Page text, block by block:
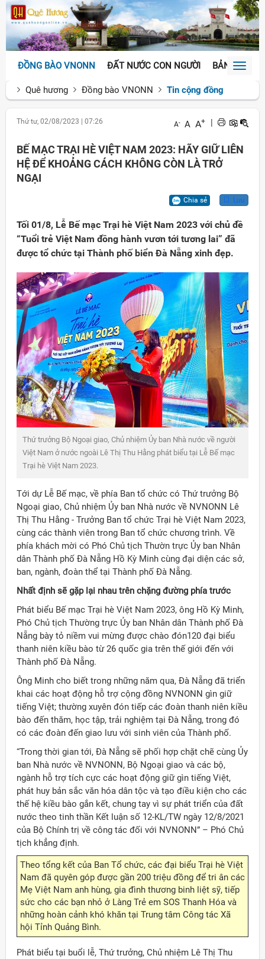
ĐỒNG BÀO VNONN ĐẤT NƯỚC CON NGƯỜI BẢN SẮCToggle
Quê hương
Đồng bào VNONN Tin cộng đồng
Thứ tư, 02/08/2023 07:26 A- A A+
BẾ MẠC TRẠI HÈ VIỆT NAM 2023: HÃY GIỮ LIÊN
HỆ ĐỂ KHOẢNG CÁCH KHÔNG CÒN LÀ TRỞ
NGẠI
Chia sẻ Lưu
Tối 01/8, Lễ Bế mạc Trại hè Việt Nam 2023 với chủ đề
“Tuổi trẻ Việt Nam đồng hành vươn tới tương lai” đã
được tổ chức tại Thành phố biển Đà Nẵng xinh đẹp.
Thứ trưởng Bộ Ngoại giao, Chủ nhiệm Ủy ban Nhà nước về người
Việt Nam ở nước ngoài Lê Thị Thu Hằng phát biểu tại Lễ Bế mạc
Trại hè Việt Nam 2023.
Tới dự Lễ Bế mạc, về phía Ban tổ chức có Thứ trưởng Bộ
Ngoại giao, Chủ nhiệm Ủy ban Nhà nước về NVNONN Lê
Thị Thu Hằng - Trưởng Ban tổ chức Trại hè Việt Nam 2023,
cùng các thành viên trong Ban tổ chức chương trình. Về
phía khách mời có Phó Chủ tịch Thườn trực Ủy ban Nhân
dân Thành phố Đà Nẵng Hồ Kỳ Minh cùng đại diện các sở,
ban, ngành, đoàn thể tại Thành phố Đà Nẵng.
Nhất định sẽ gặp lại nhau trên chặng đường phía trước
Phát biểu Bế mạc Trại hè Việt Nam 2023, ông Hồ Kỳ Minh,
Phó Chủ tịch Thường trực Ủy ban Nhân dân Thành phố Đà
Nẵng bày tỏ niềm vui mừng được chào đón120 đại biểu
thanh niên kiều bào từ 26 quốc gia trên thế giới đến với
Thành phố Đà Nẵng.
Ông Minh cho biết trong những năm qua, Đà Nẵng đã triển
khai các hoạt động hỗ trợ cộng đồng NVNONN gìn giữ
tiếng Việt; thường xuyên đón tiếp các đoàn thanh niên kiều
bào đến thăm, học tập, trải nghiệm tại Đà Nẵng, trong đó
có các đoàn đến giao lưu với sinh viên của Thành phố.
“Trong thời gian tới, Đà Nẵng sẽ phối hợp chặt chẽ cùng Ủy
ban Nhà nước về NVNONN, Bộ Ngoại giao và các bộ,
ngành hỗ trợ tích cực các hoạt động giữ gìn tiếng Việt,
phát huy bản sắc văn hóa dân tộc và tạo điều kiện cho các
thế hệ kiều bào gắn kết, chung tay vì sự phát triển của đất
nước theo tinh thần Kết luận số 12-KL/TW ngày 12/8/2021
của Bộ Chính trị về công tác đối với NVNONN” – Phó Chủ
tịch khẳng định.
Theo tổng kết của Ban Tổ chức, các đại biểu Trại hè Việt
Nam đã quyên góp được gần 200 triệu đồng để tri ân các
Mẹ Việt Nam anh hùng, gia đình thương binh liệt sỹ, tiếp
sức cho các bạn nhỏ ở Làng Trẻ em SOS Thanh Hóa và
những hoàn cảnh khó khăn tại Trung tâm Công tác Xã
hội Tỉnh Quảng Bình.
Phát biểu tại buổi lễ, Thứ trưởng, Chủ nhiệm Lê Thị Thu